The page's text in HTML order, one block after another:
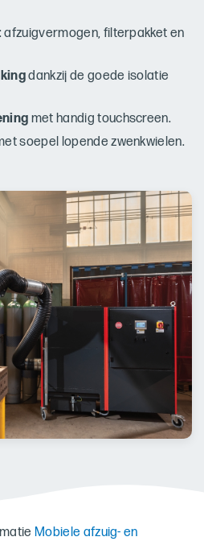
: afzuigvermogen, filterpakket en
dankzij de goede isolatie
met handig touchscreen.
soepel lopende zwenkwielen.
Mobiele afzuig- en